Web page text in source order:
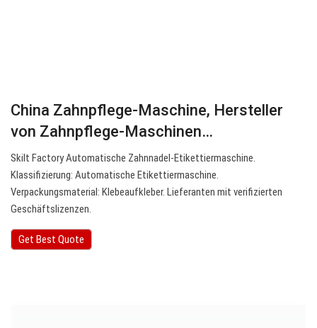
China Zahnpflege-Maschine, Hersteller
von Zahnpflege-Maschinen…
Skilt Factory Automatische Zahnnadel-Etikettiermaschine.
Klassifizierung: Automatische Etikettiermaschine.
Verpackungsmaterial: Klebeaufkleber. Lieferanten mit verifizierten
Geschäftslizenzen.
Get Best Quote